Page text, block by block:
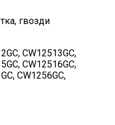
гвозди
CW12513GC,
CW12516GC,
CW1256GC,